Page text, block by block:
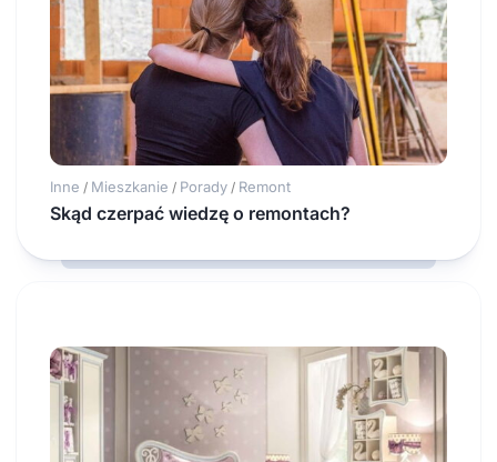
Inne / Mieszkanie / Porady / Remont
Skąd czerpać wiedzę o remontach?